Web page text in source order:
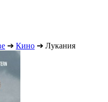
➔ Кино ➔ Лукания